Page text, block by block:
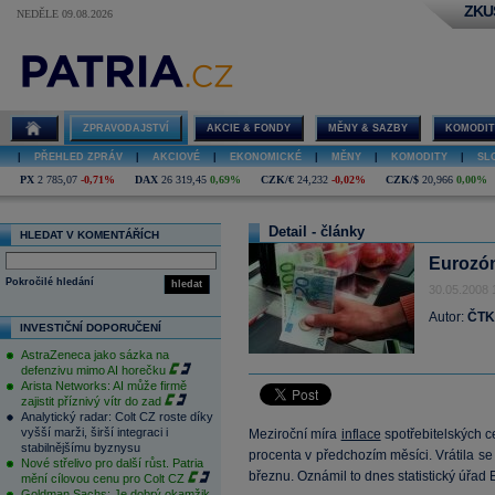
NEDĚLE 09.08.2026
ZPRAVODAJSTVÍ AKCIE & FONDY MĚNY & SAZBY
PŘEHLED ZPRÁV AKCIOVÉ EKONOMICKÉ MĚNY KOMODITY
PX 2 785,07 -0,71% DAX 26 319,45 0,69% CZK/€ 24,232 -0,02% CZK/$ 20,966 0,00%
HLEDAT V KOMENTÁŘÍCH
hledat
Pokročilé hledání
INVESTIČNÍ DOPORUČENÍ
AstraZeneca jako sázka na
defenzivu mimo AI horečku
Arista Networks: AI může firmě
zajistit příznivý vítr do zad
Analytický radar: Colt CZ roste díky
vyšší marži, širší integraci i
stabilnějšímu byznysu
Nové střelivo pro další růst. Patria
mění cílovou cenu pro Colt CZ
Detail - články
30.05.2008
Autor: ČTK
Meziroční míra inflace spotřebitelských
procenta v předchozím měsíci. Vrátila
březnu. Oznámil to dnes statistický